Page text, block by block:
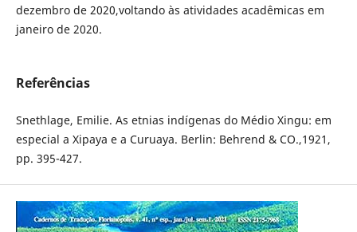
dezembro de 2020,voltando às atividades acadêmicas em
janeiro de 2020.
Referências
Snethlage, Emilie. As etnias indígenas do Médio Xingu: em
especial a Xipaya e a Curuaya. Berlin: Behrend & CO.,1921,
pp. 395-427.